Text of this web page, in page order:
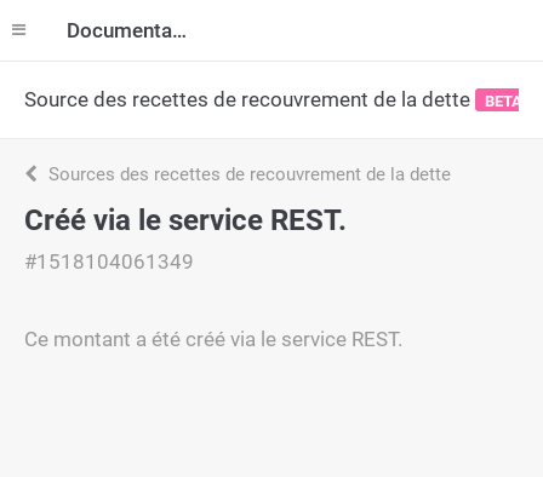
Documentation
Source des recettes de recouvrement de la dette BETA
Sources des recettes de recouvrement de la dette
Créé via le service REST.
#1518104061349
Ce montant a été créé via le service REST.